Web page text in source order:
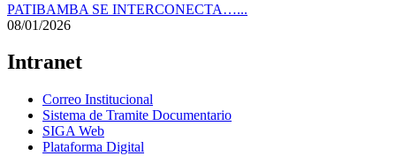
PATIBAMBA SE INTERCONECTA…...
08/01/2026
Intranet
Correo Institucional
Sistema de Tramite Documentario
SIGA Web
Plataforma Digital